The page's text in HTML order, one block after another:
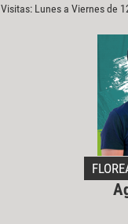
Visitas: Lunes a Viernes de